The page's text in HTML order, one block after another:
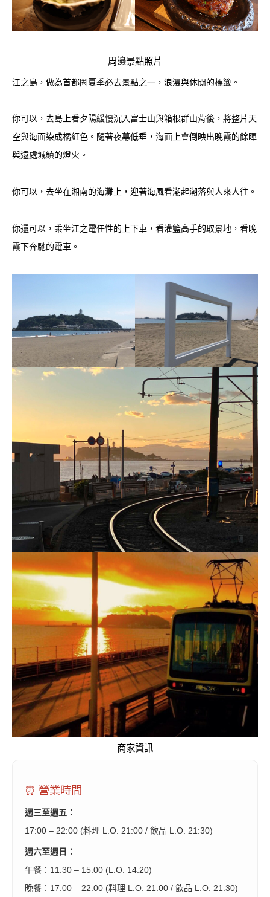
周邊景點照片
江之島，做為首都圈夏季必去景點之一，浪漫與休閒的標籤。
你可以，去島上看夕陽緩慢沉入富士山與箱根群山背後，將整片天
空與海面染成橘紅色。隨著夜幕低垂，海面上會倒映出晚霞的餘暉
與遠處城鎮的燈火。
你可以，去坐在湘南的海灘上，迎著海風看潮起潮落與人來人往。
你還可以，乘坐江之電任性的上下車，看灌籃高手的取景地，看晚
霞下奔馳的電車。
商家資訊
⏰ 營業時間
週三至週五：
17:00 – 22:00 (料理 L.O. 21:00 / 飲品 L.O. 21:30)
週六至週日：
午餐：11:30 – 15:00 (L.O. 14:20)
晚餐：17:00 – 22:00 (料理 L.O. 21:00 / 飲品 L.O. 21:30)